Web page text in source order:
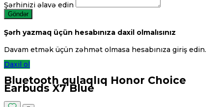
Şərhinizi əlavə edin
Göndər
Şərh yazmaq üçün hesabınıza daxil olmalısınız
Davam etmək üçün zəhmət olmasa hesabınıza giriş edin.
Daxil ol
Bluetooth qulaqlıq Honor Choice
Earbuds X7 Blue